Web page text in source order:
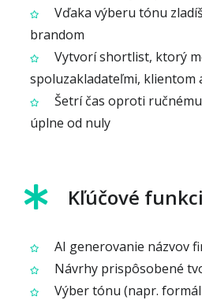
Vďaka výberu tónu
brandom
Vytvorí shortlist, ktorý
spoluzakladateľmi, klientom
Šetrí čas oproti
úplne od nuly
Kľúčové
AI generovanie názvov
Návrhy prispôsobené
Výber tónu (napr.